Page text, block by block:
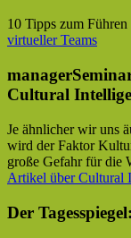
10 Tipps zum
virtueller Teams
Cultural
Je ähnlicher wir uns
wird der Faktor
große Gefahr für die
Artikel über Cultural
Der